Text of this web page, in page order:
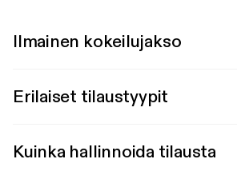
Ilmainen kokeilujakso
Erilaiset tilaustyypit
Kuinka hallinnoida tilausta